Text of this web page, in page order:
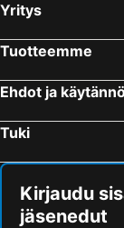
Delnice, bed and
Yritys
Tuotteemme
Ehdot ja
Tuki
Kirjaudu
jäsenedut